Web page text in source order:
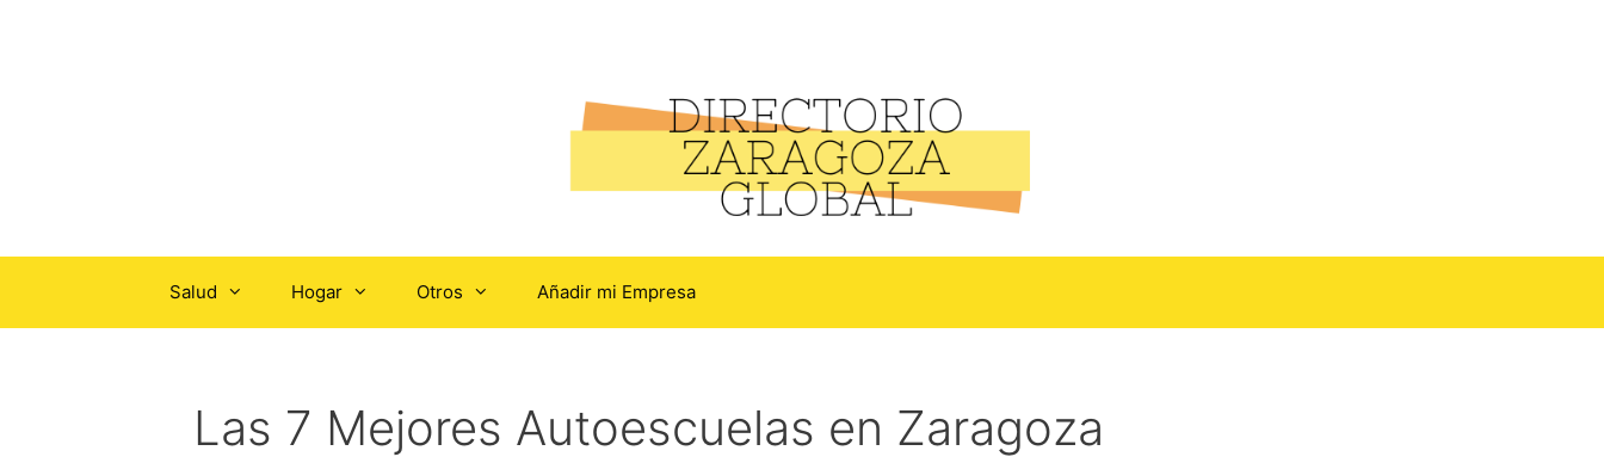
Salud Hogar Otros Añadir mi Empresa
Las 7 Mejores Autoescuelas en Zaragoza